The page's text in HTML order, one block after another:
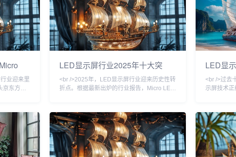
视觉产
业迎来里
京东方相
代显示技
验室走
的ISE
LED
LED显示屏行业2025年十大突
破：从Micro LED量产到AI驱动的
透明显示新时代
<br />2025年，LED显示屏行业迎来历史性转
折点。根据最新出炉的行业报告，Micro LED
Micro LED大尺寸显示屏进入量产阶段。与传
统的LCD和OLED相比，Micro LED在亮度、
响应速度和功耗上均实现了数量级的跃升，峰
值亮度突破10000尼特，而功耗降低了40%。
业内人士指出，这标志着显示技术竞争正式从
LED显
素竞争
<br />过去
示屏技术
0.3毫米以
过巨量转
99.9%。与
较去年同
将85英寸